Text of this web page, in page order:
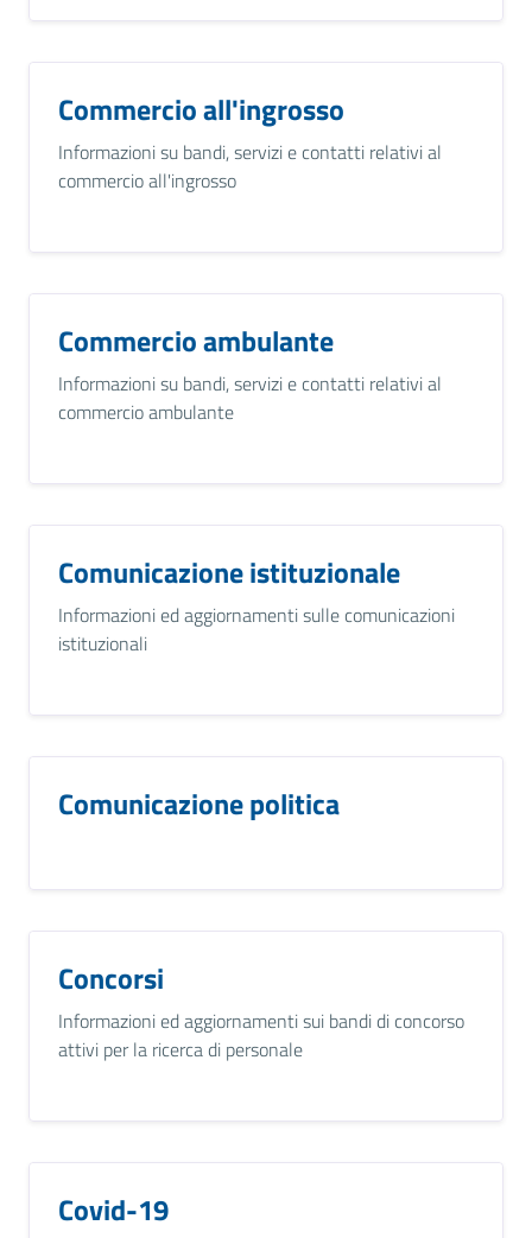
Commercio all'ingrosso
Informazioni su bandi, servizi e contatti relativi al
commercio all'ingrosso
Commercio ambulante
Informazioni su bandi, servizi e contatti relativi al
commercio ambulante
Comunicazione istituzionale
Informazioni ed aggiornamenti sulle comunicazioni
istituzionali
Comunicazione politica
Concorsi
Informazioni ed aggiornamenti sui bandi di concorso
attivi per la ricerca di personale
Covid-19